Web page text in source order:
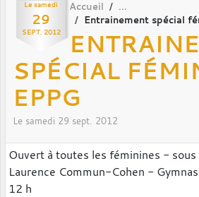
Le samedi
29
SEPT. 2012
Accueil
Entrainement spécial
SPÉCIAL
EPPG
Le samedi 29 sept. 2012
Ouvert à toutes les féminines - sous
Laurence Commun-Cohen -
12 h